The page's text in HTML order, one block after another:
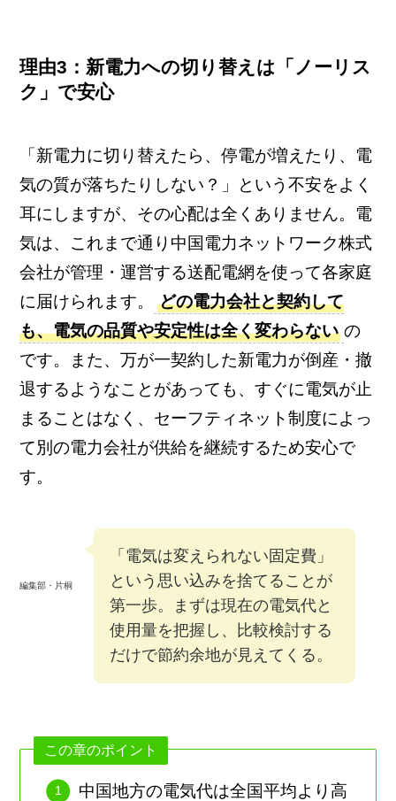
理由3：新電力への切り替えは「ノーリス
ク」で安心
「新電力に切り替えたら、停電が増えたり、電
気の質が落ちたりしない？」という不安をよく
耳にしますが、その心配は全くありません。電
気は、これまで通り中国電力ネットワーク株式
会社が管理・運営する送配電網を使って各家庭
に届けられます。
どの電力会社と契約して
も、電気の品質や安定性は全く変わらない の
です。また、万が一契約した新電力が倒産・撤
退するようなことがあっても、すぐに電気が止
まることはなく、セーフティネット制度によっ
て別の電力会社が供給を継続するため安心で
す。
編集部・片桐
「電気は変えられない固定費」
という思い込みを捨てることが
第一歩。まずは現在の電気代と
使用量を把握し、比較検討する
だけで節約余地が見えてくる。
この章のポイント
中国地方の電気代は全国平均より高